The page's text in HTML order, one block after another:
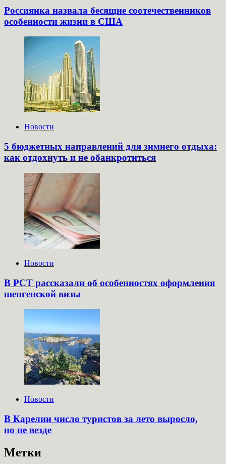
Россиянка назвала бесящие соотечественников
особенности жизни в США
Новости
5 бюджетных направлений для зимнего отдыха:
как отдохнуть и не обанкротиться
Новости
В РСТ рассказали об особенностях оформления
шенгенской визы
Новости
В Карелии число туристов за лето выросло,
но не везде
Метки